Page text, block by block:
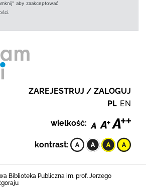
aby zaakceptować
ZAREJESTRUJ / ZALOGUJ
PL EN
wielkość:
kontrast:
Biblioteka Publiczna im. prof. Jerzego